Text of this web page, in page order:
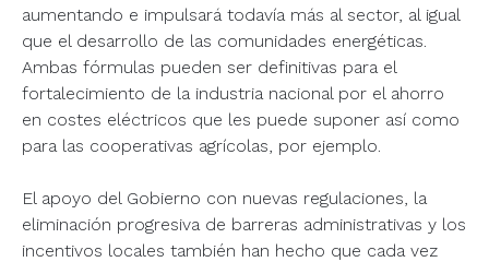
aumentando e impulsará todavía más al sector, al igual
que el desarrollo de las comunidades energéticas.
Ambas fórmulas pueden ser definitivas para el
fortalecimiento de la industria nacional por el ahorro
en costes eléctricos que les puede suponer así como
para las cooperativas agrícolas, por ejemplo.
El apoyo del Gobierno con nuevas regulaciones, la
eliminación progresiva de barreras administrativas y los
incentivos locales también han hecho que cada vez